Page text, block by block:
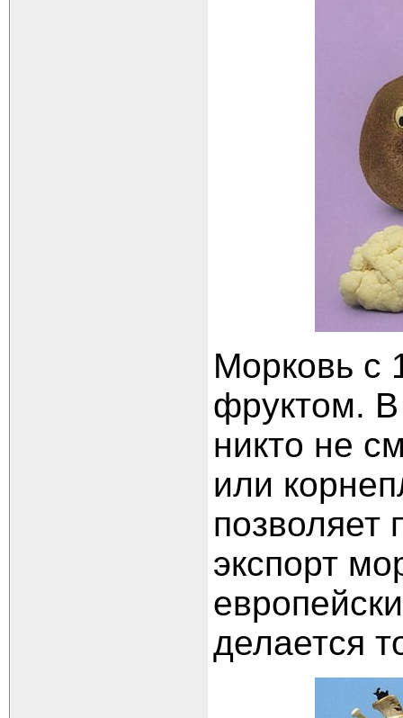
Морковь с
фруктом.
никто не
или
позволяет
экспорт
делается